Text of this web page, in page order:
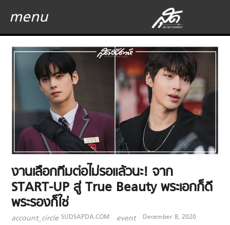
menu
งานเลือกทีมต่อไม่รอแล้วนะ! จาก
START-UP สู่ True Beauty พระเอกก็ดี
พระรองก็ใช่
account_circle SUDSAPDA.COM event December 8, 2020